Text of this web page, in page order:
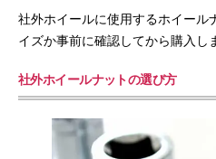
社外ホイールに使用するホイール
イズか事前に確認してから購入し
社外ホイールナットの選び方